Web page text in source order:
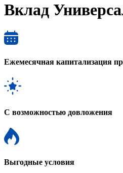
Вклад
Ежемесячная капитализация
С возможностью довложения
Выгодные условия